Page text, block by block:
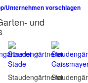
Unternehmen vorschlagen
und
Staudengärtnerei